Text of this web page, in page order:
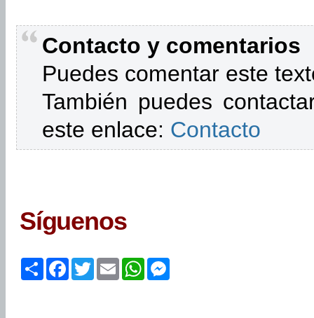
Contacto y comentarios
Puedes comentar este
También puedes
este enlace: Contacto
Síguenos
ShareFacebook
TwitterEmailWhatsApp